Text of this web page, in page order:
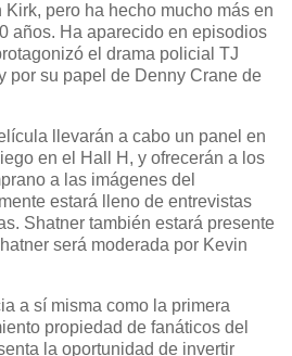
pero ha hecho mucho más en
años. Ha aparecido en episodios
el drama policial TJ
por su papel de Denny Crane de
llevarán a cabo un panel en
en el Hall H, y ofrecerán a los
a las imágenes del
estará lleno de entrevistas
Shatner también estará presente
será moderada por Kevin
a sí misma como la primera
propiedad de fanáticos del
la oportunidad de invertir